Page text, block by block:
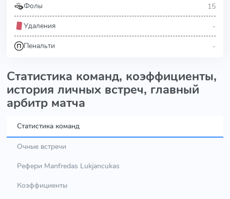
Фолы 15
Удаления -
Пенальти -
Статистика команд, коэффициенты,
история личных встреч, главный
арбитр матча
Статистика команд
Очные встречи
Рефери Manfredas Lukjancukas
Коэффициенты